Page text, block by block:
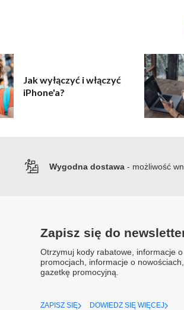
Jak wyłączyć i włączyć
iPhone'a?
Wygodna dostawa - możliwość
Zapisz się do
Otrzymuj kody rabatowe, informacje o
promocjach, informacje o
gazetkę promocyjną.
ZAPISZ SIĘ DOWIEDZ SIĘ WIĘCEJ